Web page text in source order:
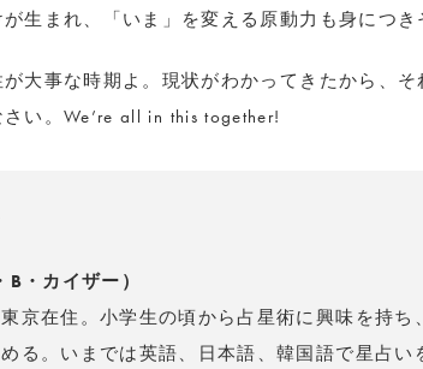
生まれ、「いま」を変える原動力も身につき
大事な時期よ。現状がわかってきたから、
い。We’re all in this together!
・カイザー）
京在住。小学生の頃から占星術に興味を持ち
る。いまでは英語、日本語、韓国語で星占い